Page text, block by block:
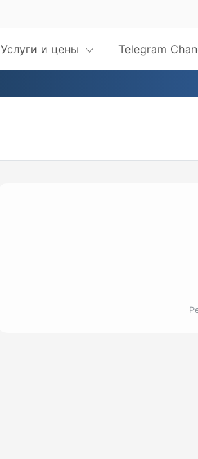
Услуги и цены Telegram